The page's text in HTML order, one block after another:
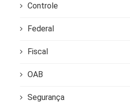
Controle
Federal
Fiscal
OAB
Segurança